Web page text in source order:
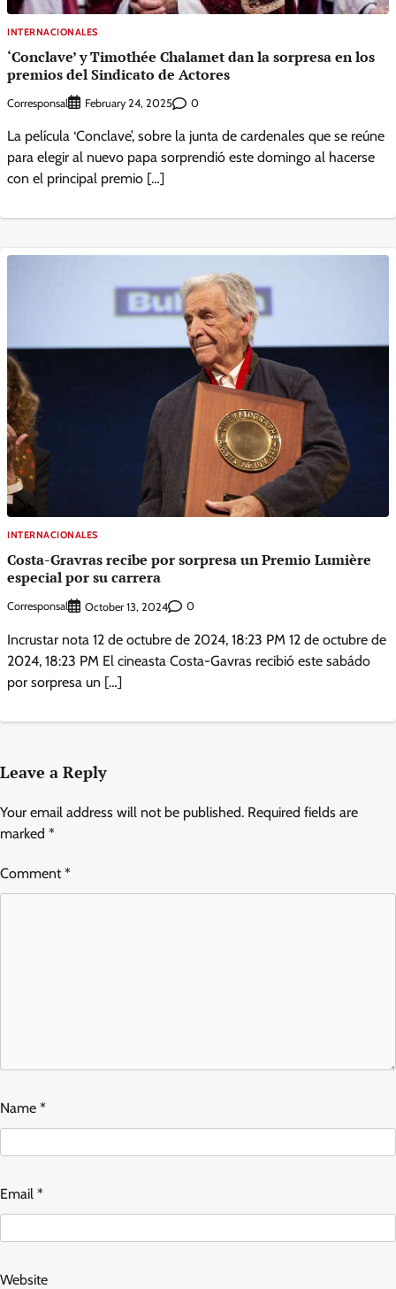
INTERNACIONALES
‘Conclave’ y Timothée Chalamet dan la sorpresa en los
premios del Sindicato de Actores
Corresponsal February 24, 2025 0
La película ‘Conclave’, sobre la junta de cardenales que se reúne
para elegir al nuevo papa sorprendió este domingo al hacerse
con el principal premio […]
INTERNACIONALES
Costa-Gravras recibe por sorpresa un Premio Lumière
especial por su carrera
Corresponsal October 13, 2024 0
Incrustar nota 12 de octubre de 2024, 18:23 PM 12 de octubre de
2024, 18:23 PM El cineasta Costa-Gavras recibió este sabádo
por sorpresa un […]
Leave a Reply
Your email address will not be published. Required fields are
marked *
Comment*
Name *
Email *
Website